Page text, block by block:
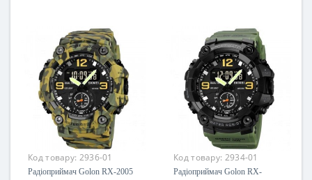
Код товару: 2936-01
Радіоприймач Golon RX-2005
Код товару: 2934-01
Радіоприймач Golon RX-